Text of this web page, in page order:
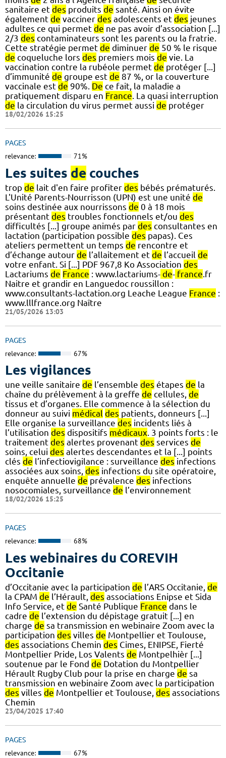
sanitaire et des produits de santé. Ainsi on évite
également de vacciner des adolescents et des jeunes
adultes ce qui permet de ne pas avoir d’association [...]
2/3 des contaminateurs sont les parents ou la fratrie.
Cette stratégie permet de diminuer de 50 % le risque
de coqueluche lors des premiers mois de vie. La
vaccination contre la rubéole permet de protéger [...]
d’immunité de groupe est de 87 %, or la couverture
vaccinale est de 90%. De ce fait, la maladie a
pratiquement disparu en France. La quasi interruption
de la circulation du virus permet aussi de protéger
18/02/2026 15:25
PAGES
relevance: 71%
Les suites de couches
trop de lait d'en faire profiter des bébés prématurés.
L'Unité Parents-Nourrisson (UPN) est une unité de
soins destinée aux nourrissons de 0 à 18 mois
présentant des troubles fonctionnels et/ou des
difficultés [...] groupe animés par des consultantes en
lactation (participation possible des papas). Ces
ateliers permettent un temps de rencontre et
d’échange autour de l’allaitement et de l’accueil de
votre enfant. Si [...] PDF 967,8 Ko Association des
Lactariums de France : www.lactariums- de- france.fr
Naitre et grandir en Languedoc roussillon :
www.consultants-lactation.org Leache League France :
www.lllfrance.org Naître
21/05/2026 13:03
PAGES
relevance: 67%
Les vigilances
une veille sanitaire de l’ensemble des étapes de la
chaîne du prélèvement à la greffe de cellules, de
tissus et d’organes. Elle commence à la sélection du
donneur au suivi médical des patients, donneurs [...]
Elle organise la surveillance des incidents liés à
l’utilisation des dispositifs médicaux. 3 points forts : le
traitement des alertes provenant des services de
soins, celui des alertes descendantes et la [...] points
clés de l’infectiovigilance : surveillance des infections
associées aux soins, des infections du site opératoire,
enquête annuelle de prévalence des infections
nosocomiales, surveillance de l’environnement
18/02/2026 15:25
PAGES
relevance: 68%
Les webinaires du COREVIH
Occitanie
d’Occitanie avec la participation de l’ARS Occitanie, de
la CPAM de l’Hérault, des associations Enipse et Sida
Info Service, et de Santé Publique France dans le
cadre de l’extension du dépistage gratuit [...] en
charge de sa transmission en webinaire Zoom avec la
participation des villes de Montpellier et Toulouse,
des associations Chemin des Cimes, ENIPSE, Fierté
Montpellier Pride, Los Valents de Montpelhièr [...]
soutenue par le Fond de Dotation du Montpellier
Hérault Rugby Club pour la prise en charge de sa
transmission en webinaire Zoom avec la participation
des villes de Montpellier et Toulouse, des associations
Chemin
23/04/2025 17:40
PAGES
relevance: 67%